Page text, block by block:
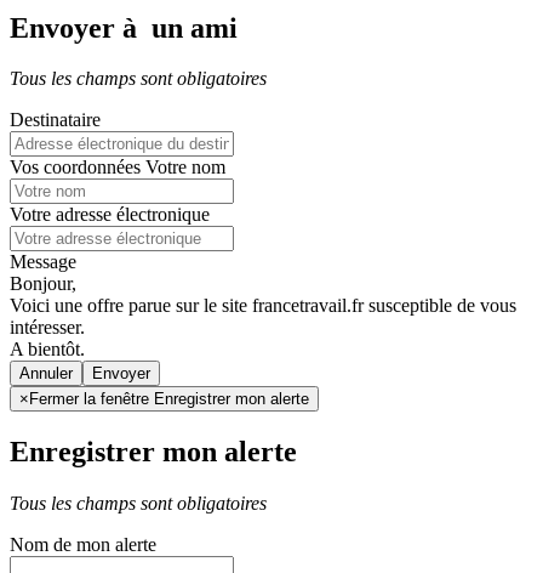
Envoyer à un ami
Tous les champs sont obligatoires
Destinataire
Vos coordonnées Votre nom
Votre adresse électronique
Message
Bonjour,
Voici une offre parue sur le site francetravail.fr susceptible de vous
intéresser.
A bientôt.
Annuler
× Fermer la fenêtre Enregistrer mon alerte
Enregistrer mon alerte
Tous les champs sont obligatoires
Nom de mon alerte